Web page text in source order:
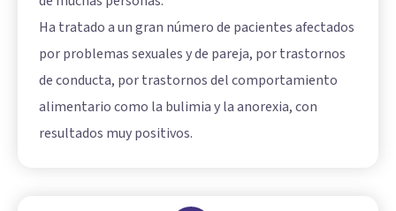
Ha tratado a un gran número de pacientes afectados
por problemas sexuales y de pareja, por trastornos
de conducta, por trastornos del comportamiento
alimentario como la bulimia y la anorexia, con
resultados muy positivos.